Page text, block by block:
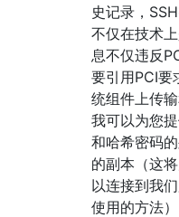
史记录，
不仅在技术
息不仅违反
要引用PCI要
统组件上传
我可以为您
和哈希密码
的副本（这
以连接到我
使用的方法